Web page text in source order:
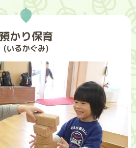
預かり保育
(いるかぐみ)